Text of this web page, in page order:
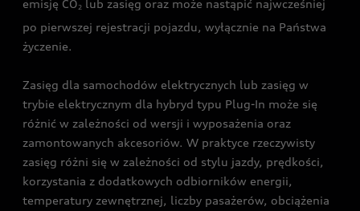
emisję CO2 lub zasięg oraz może nastąpić najwcześniej
po pierwszej rejestracji pojazdu, wyłącznie na Państwa
życzenie.
Zasięg dla samochodów elektrycznych lub zasięg w
trybie elektrycznym dla hybryd typu Plug-In może się
różnić w zależności od wersji i wyposażenia oraz
zamontowanych akcesoriów. W praktyce rzeczywisty
zasięg różni się w zależności od stylu jazdy, prędkości,
korzystania z dodatkowych odbiorników energii,
temperatury zewnętrznej, liczby pasażerów, obciążenia